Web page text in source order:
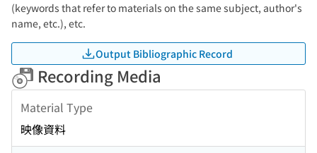
(keywords that refer to materials on the same subject, author's
name, etc.), etc.
Output Bibliographic Record
Recording Media
Material Type
映像資料